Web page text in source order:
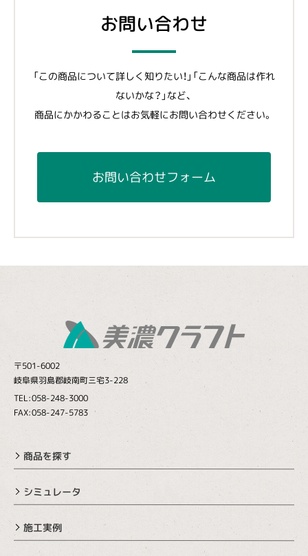
お問い合わせ
「この商品について詳しく知りたい！」「こんな商品は作れ
ないかな？」など、
商品にかかわることはお気軽にお問い合わせください。
お問い合わせフォーム
〒501-6002
岐阜県羽島郡岐南町三宅3-228
TEL:058-248-3000
FAX:058-247-5783
商品を探す
シミュレータ
施工実例